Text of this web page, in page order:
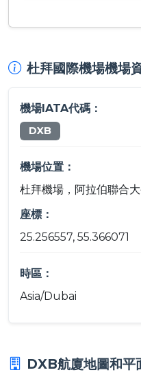
杜拜國際機場機場
機場IATA代碼：
DXB
機場位置：
杜拜機場，阿拉伯聯合
座標：
25.256557, 55.366071
時區：
Asia/Dubai
DXB航廈地圖和平